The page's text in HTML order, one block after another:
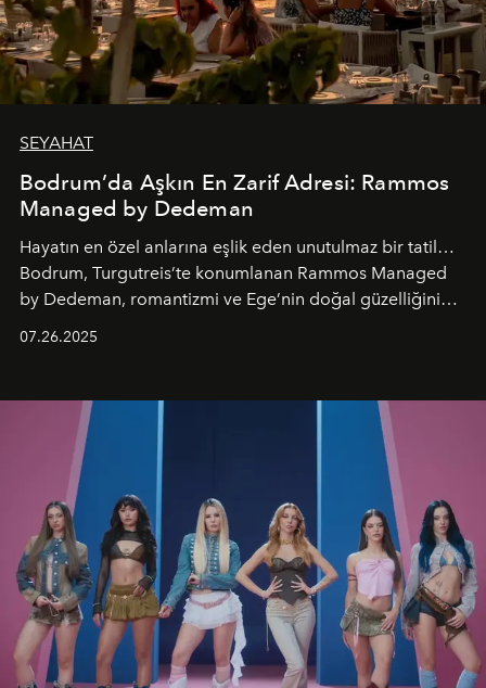
SEYAHAT
Bodrum’da Aşkın En Zarif Adresi: Rammos
Managed by Dedeman
Hayatın en özel anlarına eşlik eden unutulmaz bir tatil…
Bodrum, Turgutreis’te konumlanan Rammos Managed
by Dedeman, romantizmi ve Ege’nin doğal güzelliğini
07.26.2025